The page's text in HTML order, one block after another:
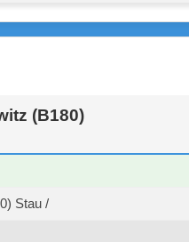
(B180)
Stau /